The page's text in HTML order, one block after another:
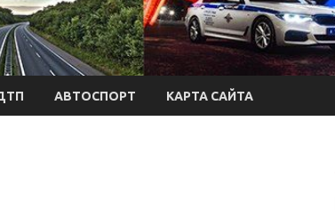
АВТОСПОРТ КАРТА САЙТА